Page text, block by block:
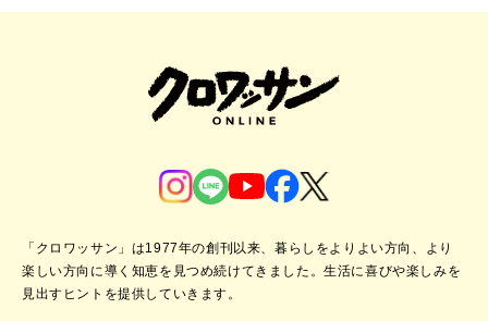
「クロワッサン」は1977年の創刊以来、暮らしをよりよい方向、より
楽しい方向に導く知恵を見つめ続けてきました。生活に喜びや楽しみを
見出すヒントを提供していきます。